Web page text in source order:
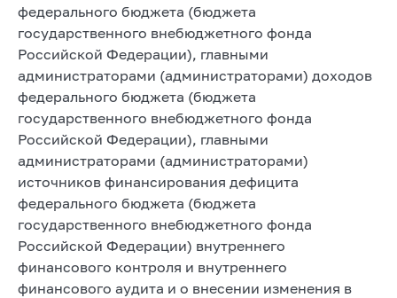
федерального бюджета (бюджета
государственного внебюджетного фонда
Российской Федерации), главными
администраторами (администраторами) доходов
федерального бюджета (бюджета
государственного внебюджетного фонда
Российской Федерации), главными
администраторами (администраторами)
источников финансирования дефицита
федерального бюджета (бюджета
государственного внебюджетного фонда
Российской Федерации) внутреннего
финансового контроля и внутреннего
финансового аудита и о внесении изменения в